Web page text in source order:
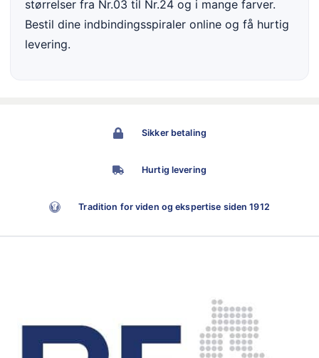
størrelser fra Nr.03 til Nr.24 og i mange farver.
Bestil dine indbindingsspiraler online og få hurtig
levering.
Sikker betaling
Hurtig levering
Tradition for viden og ekspertise siden 1912